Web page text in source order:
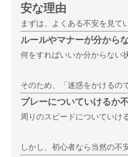
安な理由
まずは、よくある不安を見て
ルールやマナーが分から
何をすればいいか分からない
そのため、「迷惑をかけるの
プレーについていけるか
周りのスピードについていけ
しかし、初心者なら当然の不